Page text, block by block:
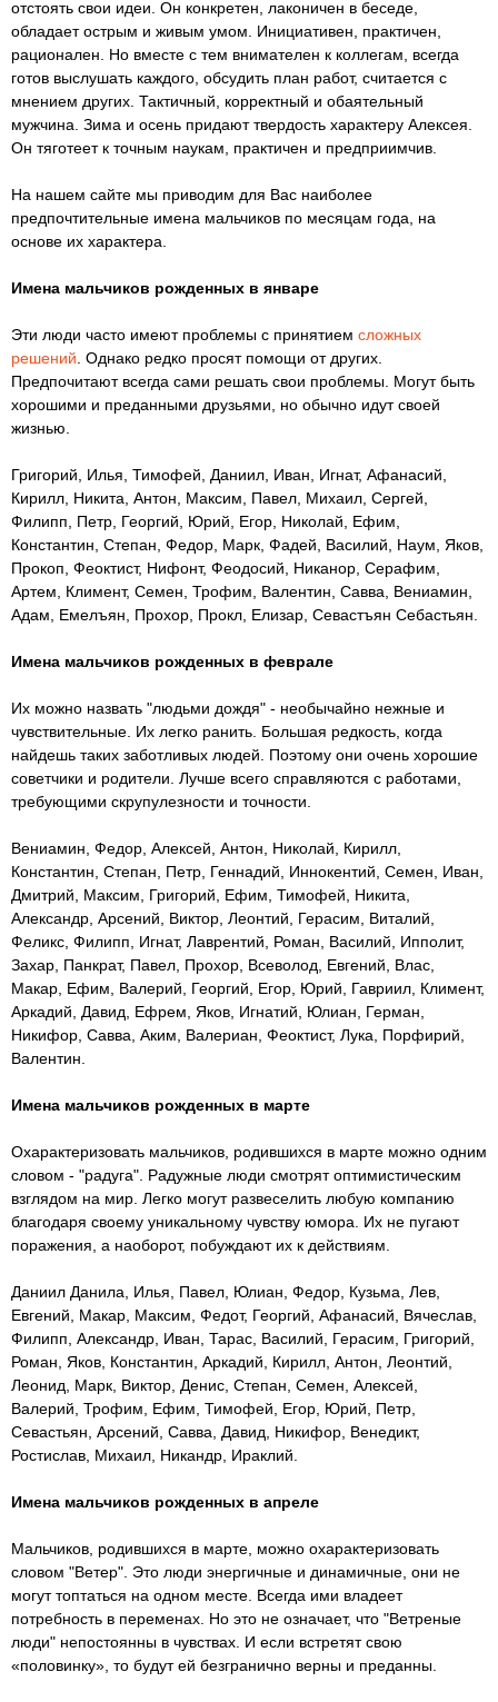
отстоять свои идеи. Он конкретен, лаконичен в беседе,
обладает острым и живым умом. Инициативен, практичен,
рационален. Но вместе с тем внимателен к коллегам, всегда
готов выслушать каждого, обсудить план работ, считается с
мнением других. Тактичный, корректный и обаятельный
мужчина. Зима и осень придают твердость характеру Алексея.
Он тяготеет к точным наукам, практичен и предприимчив.
На нашем сайте мы приводим для Вас наиболее
предпочтительные имена мальчиков по месяцам года, на
основе их характера.
Имена мальчиков рожденных в январе
Эти люди часто имеют проблемы с принятием сложных
решений . Однако редко просят помощи от других.
Предпочитают всегда сами решать свои проблемы. Могут быть
хорошими и преданными друзьями, но обычно идут своей
жизнью.
Григорий, Илья, Тимофей, Даниил, Иван, Игнат, Афанасий,
Кирилл, Никита, Антон, Максим, Павел, Михаил, Сергей,
Филипп, Петр, Георгий, Юрий, Егор, Николай, Ефим,
Константин, Степан, Федор, Марк, Фадей, Василий, Наум, Яков,
Прокоп, Феоктист, Нифонт, Феодосий, Никанор, Серафим,
Артем, Климент, Семен, Трофим, Валентин, Савва, Вениамин,
Адам, Емелъян, Прохор, Прокл, Елизар, Севастъян Себастьян.
Имена мальчиков рожденных в феврале
Их можно назвать "людьми дождя" - необычайно нежные и
чувствительные. Их легко ранить. Большая редкость, когда
найдешь таких заботливых людей. Поэтому они очень хорошие
советчики и родители. Лучше всего справляются с работами,
требующими скрупулезности и точности.
Вениамин, Федор, Алексей, Антон, Николай, Кирилл,
Константин, Степан, Петр, Геннадий, Иннокентий, Семен, Иван,
Дмитрий, Максим, Григорий, Ефим, Тимофей, Никита,
Александр, Арсений, Виктор, Леонтий, Герасим, Виталий,
Феликс, Филипп, Игнат, Лаврентий, Роман, Василий, Ипполит,
Захар, Панкрат, Павел, Прохор, Всеволод, Евгений, Влас,
Макар, Ефим, Валерий, Георгий, Егор, Юрий, Гавриил, Климент,
Аркадий, Давид, Ефрем, Яков, Игнатий, Юлиан, Герман,
Никифор, Савва, Аким, Валериан, Феоктист, Лука, Порфирий,
Валентин.
Имена мальчиков рожденных в марте
Охарактеризовать мальчиков, родившихся в марте можно одним
словом - "радуга". Радужные люди смотрят оптимистическим
взглядом на мир. Легко могут развеселить любую компанию
благодаря своему уникальному чувству юмора. Их не пугают
поражения, а наоборот, побуждают их к действиям.
Даниил Данила, Илья, Павел, Юлиан, Федор, Кузьма, Лев,
Евгений, Макар, Максим, Федот, Георгий, Афанасий, Вячеслав,
Филипп, Александр, Иван, Тарас, Василий, Герасим, Григорий,
Роман, Яков, Константин, Аркадий, Кирилл, Антон, Леонтий,
Леонид, Марк, Виктор, Денис, Степан, Семен, Алексей,
Валерий, Трофим, Ефим, Тимофей, Егор, Юрий, Петр,
Севастьян, Арсений, Савва, Давид, Никифор, Венедикт,
Ростислав, Михаил, Никандр, Ираклий.
Имена мальчиков рожденных в апреле
Мальчиков, родившихся в марте, можно охарактеризовать
словом "Ветер". Это люди энергичные и динамичные, они не
могут топтаться на одном месте. Всегда ими владеет
потребность в переменах. Но это не означает, что "Ветреные
люди" непостоянны в чувствах. И если встретят свою
«половинку», то будут ей безгранично верны и преданны.